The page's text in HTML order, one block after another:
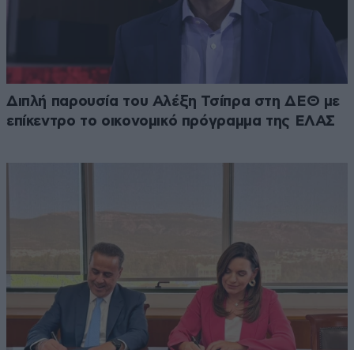
Διπλή παρουσία του Αλέξη Τσίπρα στη ΔΕΘ με
επίκεντρο το οικονομικό πρόγραμμα της ΕΛΑΣ